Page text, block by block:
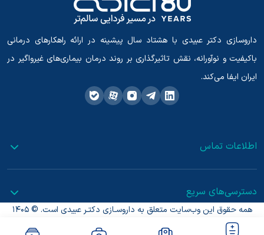
داروسازی دکتر عبیدی با هشتاد سال پیشینه در ارائه راهکارهای درمانی
باکیفیت و نوآورانه، نقش تاثیرگذاری بر روند درمان بیماری‌های غیرواگیر در
ایران ایفا می‌کند.
اطلاعات تماس
دسترسی‌های سریع
همه حقوق این وب‌سایت متعلق به داروسـازی دکتـر عبیدی است. © 1405